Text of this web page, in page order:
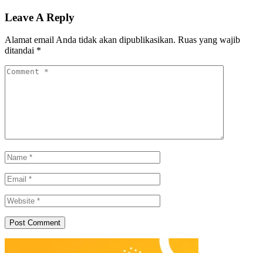
Leave A Reply
Alamat email Anda tidak akan dipublikasikan. Ruas yang wajib
ditandai *